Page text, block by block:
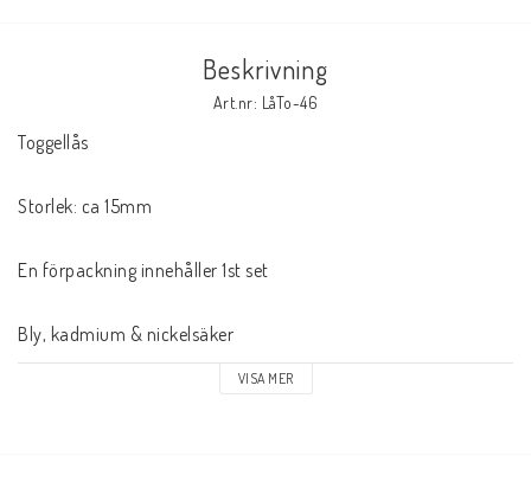
Beskrivning
Art.nr: LåTo-46
Toggellås
Storlek: ca 15mm
En förpackning innehåller 1st set
Bly, kadmium & nickelsäker
VISA MER